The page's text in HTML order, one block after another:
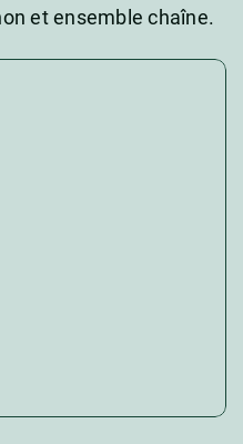
et ensemble chaîne.